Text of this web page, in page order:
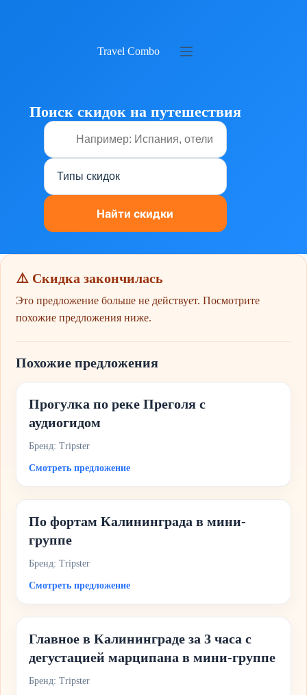
Travel Combo
Поиск скидок на путешествия
⚠️ Скидка закончилась
Это предложение больше не действует. Посмотрите
похожие предложения ниже.
Похожие предложения
Прогулка по реке Преголя с
аудиогидом
Бренд: Tripster
Смотреть предложение
По фортам Калининграда в мини-
группе
Бренд: Tripster
Смотреть предложение
Главное в Калининграде за 3 часа с
дегустацией марципана в мини-группе
Бренд: Tripster